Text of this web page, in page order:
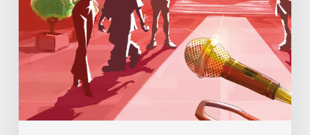
Défense
un
jeu
d’enquête
à
ciel